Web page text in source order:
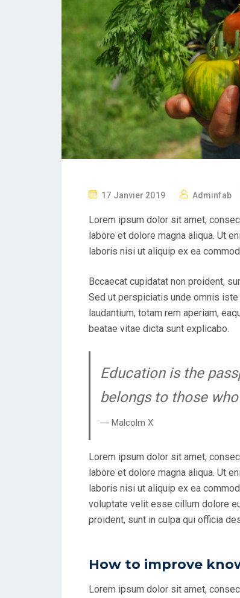
P
S
T
E
O
N
17 Janvier 2019 Adminfab
Lorem ipsum dolor sit amet,
labore et dolore magna aliqua. Ut
laboris nisi ut aliquip ex ea
Bccaecat cupidatat non proident,
Sed ut perspiciatis unde omnis
laudantium, totam rem aperiam,
beatae vitae dicta sunt explicabo.
Education is the
belongs to those
― Malcolm X
Lorem ipsum dolor sit amet,
labore et dolore magna aliqua. Ut
laboris nisi ut aliquip ex ea
voluptate velit esse cillum dolore
proident, sunt in culpa qui officia
How to improve
Lorem ipsum dolor sit amet,